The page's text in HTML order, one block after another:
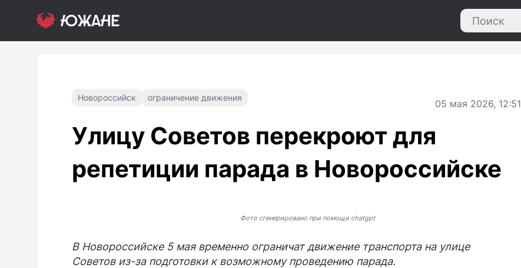
Новороссийск ограничение движения
05 мая 2026, 12:51
Улицу Советов перекроют для
репетиции парада в Новороссийске
Фото сгенерировано при помощи chatgpt
В Новороссийске 5 мая временно ограничат движение транспорта на улице
Советов из-за подготовки к возможному проведению парада.